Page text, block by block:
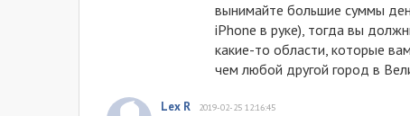
вынимайте большие суммы
iPhone в руке), тогда вы
какие-то области, которые
чем любой другой город в
Lex R 2019-02-25 12:16:45